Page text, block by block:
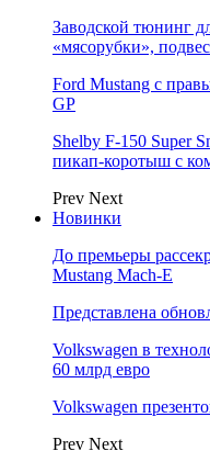
Заводской тюнинг
«мясорубки»,
Ford Mustang с
GP
Shelby F-150 Super
пикап-коротыш с
Prev Next
Новинки
До премьеры
Mustang Mach-E
Представлена
Volkswagen в
60 млрд евро
Volkswagen
Prev Next